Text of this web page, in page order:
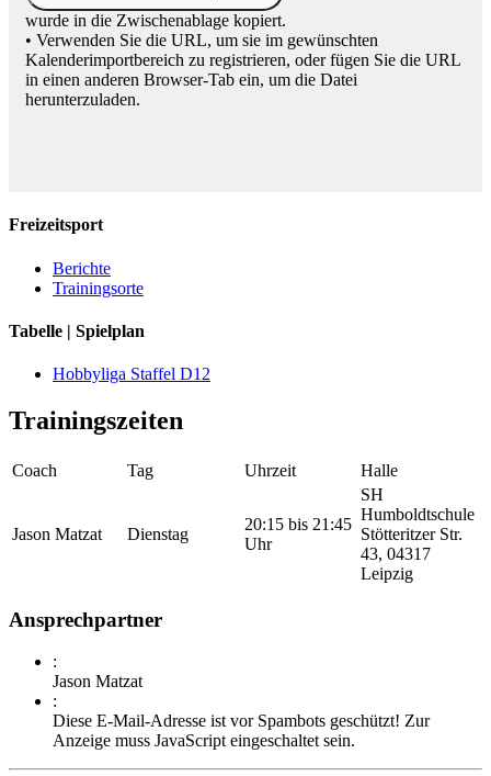
wurde in die Zwischenablage kopiert.
• Verwenden Sie die URL, um sie im gewünschten
Kalenderimportbereich zu registrieren, oder fügen Sie die URL
in einen anderen Browser-Tab ein, um die Datei
herunterzuladen.
Freizeitsport
Berichte
Trainingsorte
Tabelle | Spielplan
Hobbyliga Staffel D12
Trainingszeiten
Coach Tag Uhrzeit Halle
Jason Matzat Dienstag
20:15 bis 21:45
Uhr
SH
Humboldtschule
Stötteritzer Str.
43, 04317
Leipzig
Ansprechpartner
:
Jason Matzat
:
Diese E-Mail-Adresse ist vor Spambots geschützt! Zur
Anzeige muss JavaScript eingeschaltet sein.